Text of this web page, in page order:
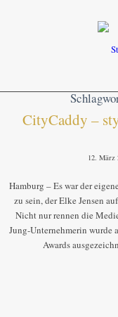
CityCaddy –
12. März
Hamburg – Es war der
zu sein, der Elke Jensen
Nicht nur rennen die
Jung-Unternehmerin wurde
Awards